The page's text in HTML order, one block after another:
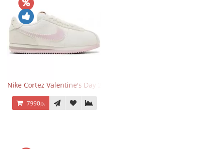
Nike Cortez Valentine's Day 2025
7990р.